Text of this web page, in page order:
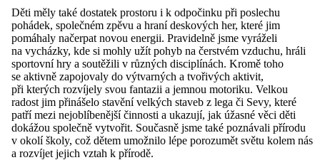
Děti měly také dostatek prostoru i k odpočinku při poslechu
pohádek, společném zpěvu a hraní deskových her, které jim
pomáhaly načerpat novou energii. Pravidelně jsme vyráželi
na vycházky, kde si mohly užít pohyb na čerstvém vzduchu, hráli
sportovní hry a soutěžili v různých disciplínách. Kromě toho
se aktivně zapojovaly do výtvarných a tvořivých aktivit,
při kterých rozvíjely svou fantazii a jemnou motoriku. Velkou
radost jim přinášelo stavění velkých staveb z lega či Sevy, které
patří mezi nejoblíbenější činnosti a ukazují, jak úžasné věci děti
dokážou společně vytvořit. Současně jsme také poznávali přírodu
v okolí školy, což dětem umožnilo lépe porozumět světu kolem nás
a rozvíjet jejich vztah k přírodě.